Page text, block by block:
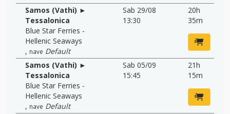
Samos (Vathi) ►
Tessalonica
Blue Star Ferries -
Hellenic Seaways
, nave Default
Sab 29/08
13:30
20h
35m
Samos (Vathi) ►
Tessalonica
Blue Star Ferries -
Hellenic Seaways
, nave Default
Sab 05/09
15:45
21h
15m